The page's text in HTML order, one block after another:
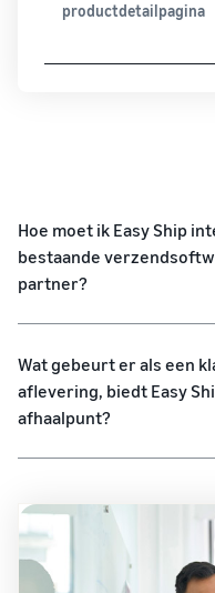
productdetailpagina
Hoe moet ik Easy Ship
bestaande
partner?
Wat gebeurt er als een
aflevering, biedt Easy
afhaalpunt?